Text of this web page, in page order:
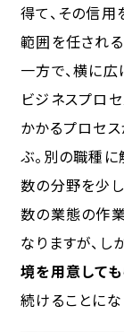
得て、その信
範囲を任される
一方で、横に広
ビジネスプロ
かかるプロセ
ぶ。別の職種
数の分野を少し
数の業態の作
なりますが、し
境を用意して
続けることにな